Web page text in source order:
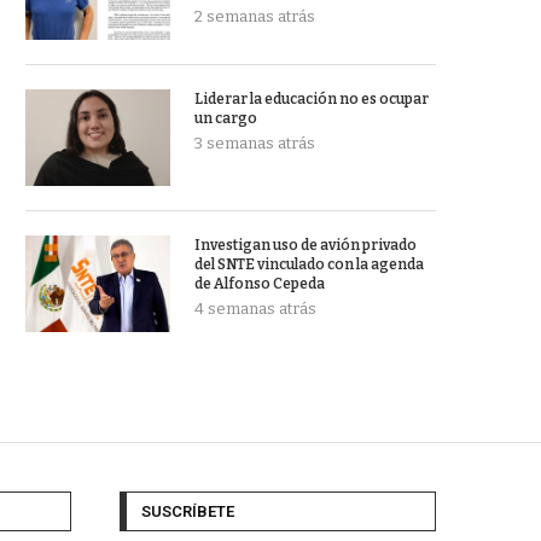
2 semanas atrás
Liderar la educación no es ocupar
un cargo
3 semanas atrás
Investigan uso de avión privado
del SNTE vinculado con la agenda
de Alfonso Cepeda
4 semanas atrás
SUSCRÍBETE